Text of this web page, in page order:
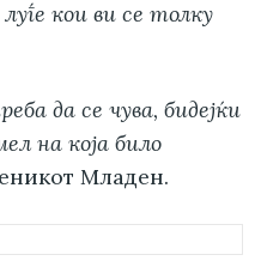
кои ви се толку
да се чува, бидејќи
на која било
Младен.